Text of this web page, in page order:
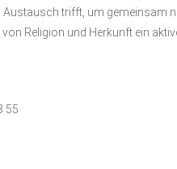
trifft, um gemeinsam
Religion und Herkunft ein
55